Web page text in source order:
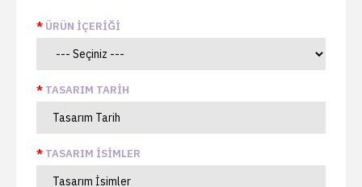
ÜRÜN İÇERIĞI
TASARIM TARIH
TASARIM İSIMLER